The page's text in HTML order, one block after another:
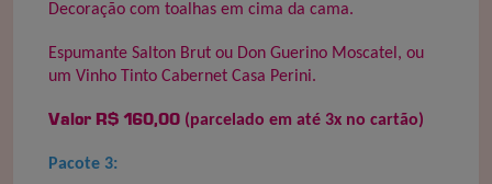
Decoração com toalhas em cima da cama.
Espumante Salton Brut ou Don Guerino Moscatel, ou
um Vinho Tinto Cabernet Casa Perini.
Valor R$ 160,00 (parcelado em até 3x no cartão)
Pacote 3: